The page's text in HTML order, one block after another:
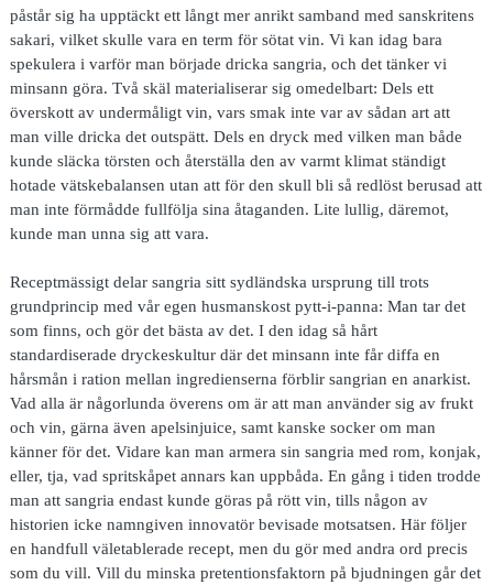
påstår sig ha upptäckt ett långt mer anrikt samband med sanskritens
sakari, vilket skulle vara en term för sötat vin. Vi kan idag bara
spekulera i varför man började dricka sangria, och det tänker vi
minsann göra. Två skäl materialiserar sig omedelbart: Dels ett
överskott av undermåligt vin, vars smak inte var av sådan art att
man ville dricka det outspätt. Dels en dryck med vilken man både
kunde släcka törsten och återställa den av varmt klimat ständigt
hotade vätskebalansen utan att för den skull bli så redlöst berusad att
man inte förmådde fullfölja sina åtaganden. Lite lullig, däremot,
kunde man unna sig att vara.
Receptmässigt delar sangria sitt sydländska ursprung till trots
grundprincip med vår egen husmanskost pytt-i-panna: Man tar det
som finns, och gör det bästa av det. I den idag så hårt
standardiserade dryckeskultur där det minsann inte får diffa en
hårsmån i ration mellan ingredienserna förblir sangrian en anarkist.
Vad alla är någorlunda överens om är att man använder sig av frukt
och vin, gärna även apelsinjuice, samt kanske socker om man
känner för det. Vidare kan man armera sin sangria med rom, konjak,
eller, tja, vad spritskåpet annars kan uppbåda. En gång i tiden trodde
man att sangria endast kunde göras på rött vin, tills någon av
historien icke namngiven innovatör bevisade motsatsen. Här följer
en handfull väletablerade recept, men du gör med andra ord precis
som du vill. Vill du minska pretentionsfaktorn på bjudningen går det